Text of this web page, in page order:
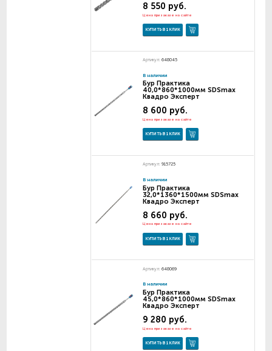
8 550 руб.
Цена при заказе на сайте
КУПИТЬ В 1 КЛИК
Артикул: 648045
В наличии
Бур Практика
40,0*860*1000мм SDSmax
Квадро Эксперт
8 600 руб.
Цена при заказе на сайте
КУПИТЬ В 1 КЛИК
Артикул: 915725
В наличии
Бур Практика
32,0*1360*1500мм SDSmax
Квадро Эксперт
8 660 руб.
Цена при заказе на сайте
КУПИТЬ В 1 КЛИК
Артикул: 648069
В наличии
Бур Практика
45,0*860*1000мм SDSmax
Квадро Эксперт
9 280 руб.
Цена при заказе на сайте
КУПИТЬ В 1 КЛИК